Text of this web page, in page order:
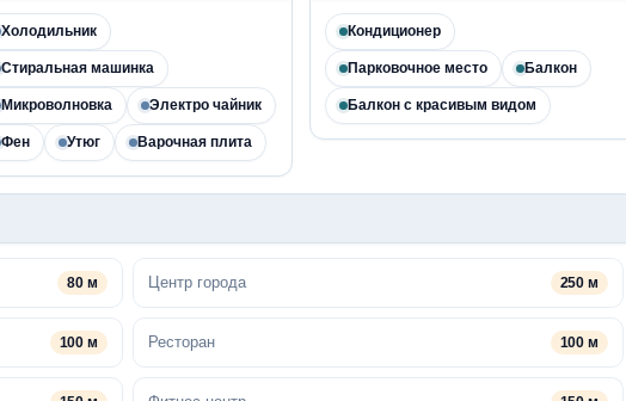
Холодильник
Стиральная машинка
Микроволновка Электро чайник
Фен Утюг Варочная плита
Кондиционер
Парковочное место Балкон
Балкон с красивым видом
80 м Центр города 250 м
100 м Ресторан 100 м